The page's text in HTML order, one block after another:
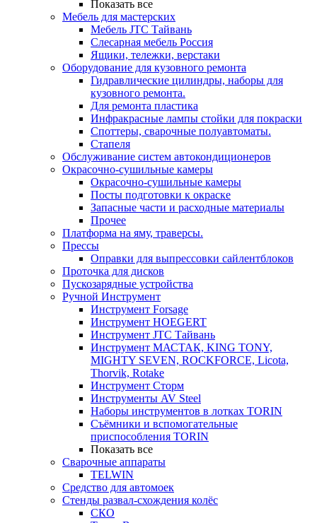
Показать все
Мебель для мастерских
Мебель JTC Тайвань
Слесарная мебель Россия
Ящики, тележки, верстаки
Оборудование для кузовного ремонта
Гидравлические цилиндры, наборы для
кузовного ремонта.
Для ремонта пластика
Инфракрасные лампы стойки для покраски
Споттеры, сварочные полуавтоматы.
Стапеля
Обслуживание систем автокондиционеров
Окрасочно-сушильные камеры
Окрасочно-сушильные камеры
Посты подготовки к окраске
Запасные части и расходные материалы
Прочее
Платформа на яму, траверсы.
Прессы
Оправки для выпрессовки сайлентблоков
Проточка для дисков
Пускозарядные устройства
Ручной Инструмент
Инструмент Forsage
Инструмент HOEGERT
Инструмент JTC Тайвань
Инструмент МАСТАК, KING TONY,
MIGHTY SEVEN, ROCKFORCE, Licota,
Thorvik, Rotake
Инструмент Сторм
Инструменты AV Steel
Наборы инструментов в лотках TORIN
Съёмники и вспомогательные
приспособления TORIN
Показать все
Сварочные аппараты
TELWIN
Средство для автомоек
Стенды развал-схождения колёс
СКО